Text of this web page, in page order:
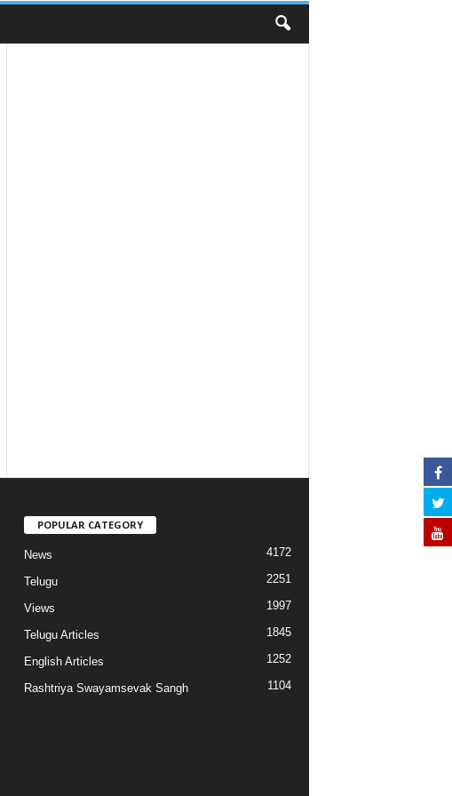
POPULAR CATEGORY
News 4172
Telugu 2251
Views 1997
Telugu Articles 1845
English Articles 1252
Rashtriya Swayamsevak Sangh 1104